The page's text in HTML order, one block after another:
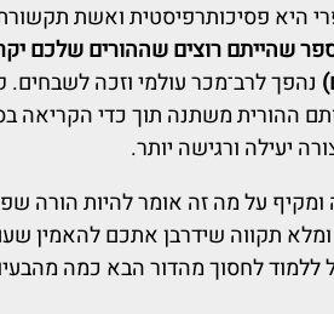
היא פסיכותרפיסטית ואשת
שהייתם רוצים שההורים שלכם
נהפך לרב־מכר עולמי וזכה לשבחים.
ההורית משתנה תוך כדי הקריאה
יעילה ורגישה יותר.
על מה זה אומר להיות הורה
תקווה שידרבן אתכם להאמין
ללמוד לחסוך מהדור הבא כמה